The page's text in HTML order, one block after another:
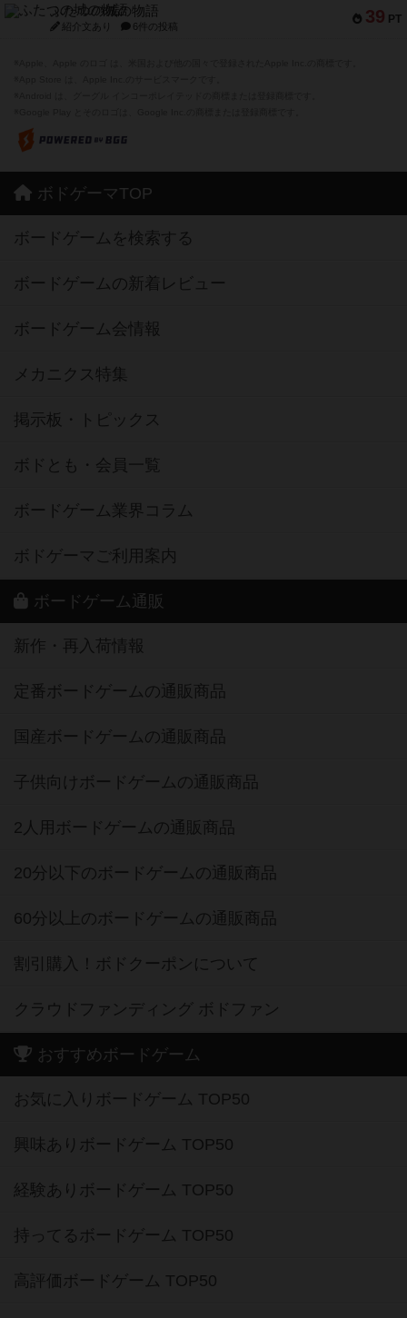
39 PT
ふたつの城の物語
紹介文あり 6件の投稿
ボドゲーマTOP
ボードゲームを検索する
ボードゲームの新着レビュー
ボードゲーム会情報
メカニクス特集
掲示板・トピックス
ボドとも・会員一覧
ボードゲーム業界コラム
ボドゲーマご利用案内
ボードゲーム通販
新作・再入荷情報
定番ボードゲームの通販商品
国産ボードゲームの通販商品
子供向けボードゲームの通販商品
2人用ボードゲームの通販商品
20分以下のボードゲームの通販商品
60分以上のボードゲームの通販商品
割引購入！ボドクーポンについて
クラウドファンディング ボドファン
おすすめボードゲーム
お気に入りボードゲーム TOP50
興味ありボードゲーム TOP50
経験ありボードゲーム TOP50
持ってるボードゲーム TOP50
高評価ボードゲーム TOP50